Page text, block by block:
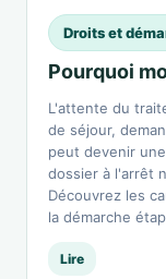
Droits et
Pourquoi
L'attente du
de séjour,
peut devenir
dossier à l'arrêt
Découvrez les
la démarche
Lire